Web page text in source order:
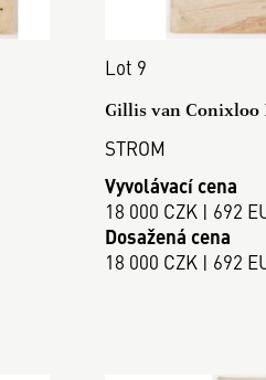
Lot 9
Gillis van Conixloo
STROM
Vyvolávací cena
18 000 CZK | 692
Dosažená cena
18 000 CZK | 692